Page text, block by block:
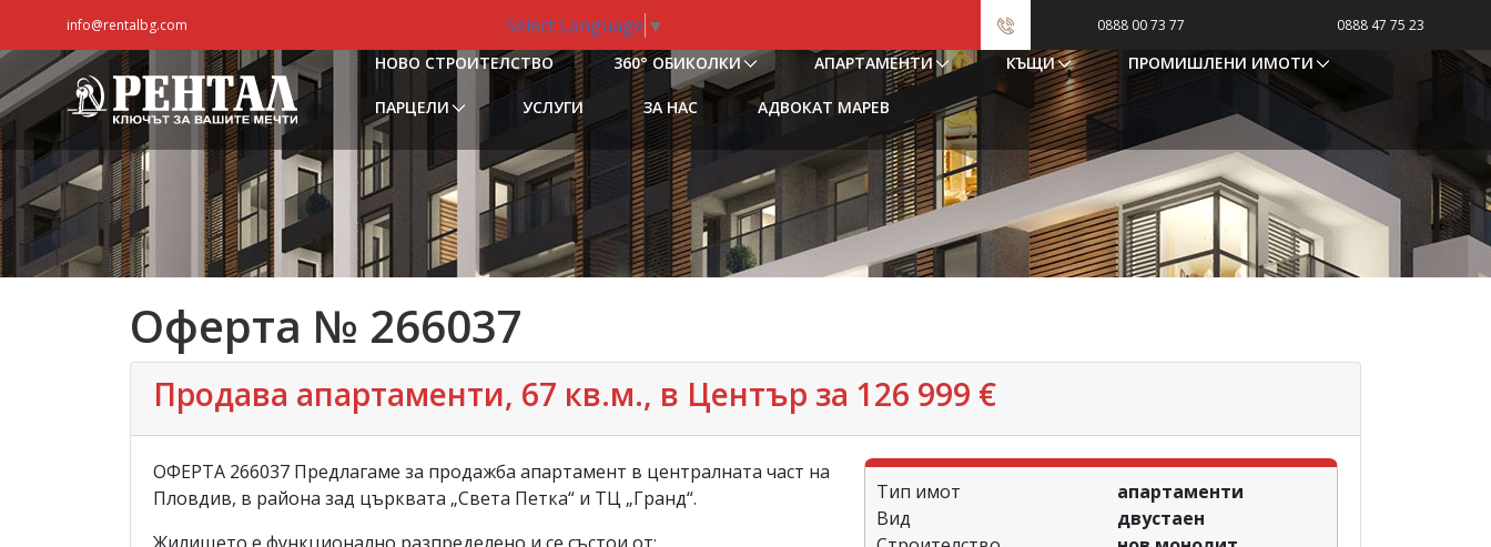
info@rentalbg.com Select Language ▼ 0888 00 73 77 0888 47 75 23
НОВО СТРОИТЕЛСТВО 360° ОБИКОЛКИ АПАРТАМЕНТИ КЪЩИ ПРОМИШЛЕНИ ИМОТИ
ПАРЦЕЛИ УСЛУГИ ЗА НАС АДВОКАТ МАРЕВ
Оферта № 266037
Продава апартаменти, 67 кв.м., в Център за 126 999 €
ОФЕРТА 266037 Предлагаме за продажба апартамент в централната част на
Пловдив, в района зад църквата „Света Петка“ и ТЦ „Гранд“.
Тип имот
апартаменти
Вид
двустаен